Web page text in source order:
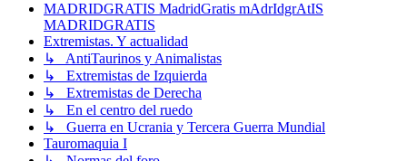
MADRIDGRATIS MadridGratis mAdrIdgrAtIS
MADRIDGRATIS
Extremistas. Y actualidad
↳ AntiTaurinos y Animalistas
↳ Extremistas de Izquierda
↳ Extremistas de Derecha
↳ En el centro del ruedo
↳ Guerra en Ucrania y Tercera Guerra Mundial
Tauromaquia I